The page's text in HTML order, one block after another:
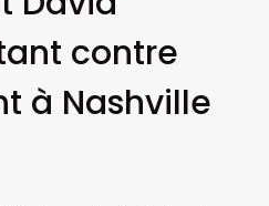
contre
à Nashville